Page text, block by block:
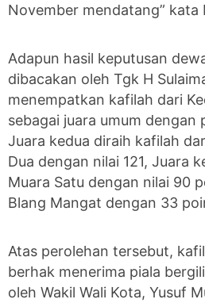
November mendatang” kata
Adapun hasil keputusan
dibacakan oleh Tgk H
menempatkan kafilah dari
sebagai juara umum dengan
Juara kedua diraih kafilah
Dua dengan nilai 121, Juara
Muara Satu dengan nilai 90
Blang Mangat dengan 33
Atas perolehan tersebut,
berhak menerima piala
oleh Wakil Wali Kota, Yusuf